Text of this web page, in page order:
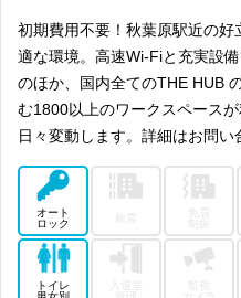
初期費用不要！秋葉原駅近の
適な環境。高速Wi-Fiと充実設
のほか、国内全てのTHE HUB
む1800以上のワークスペース
日々変動します。詳細はお問い
オート
ロック
トイレ
入退室